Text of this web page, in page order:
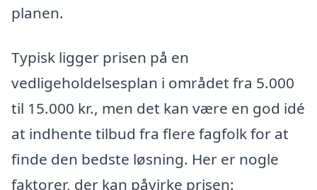
planen.
Typisk ligger prisen på en
vedligeholdelsesplan i området fra 5.000
til 15.000 kr., men det kan være en god idé
at indhente tilbud fra flere fagfolk for at
finde den bedste løsning. Her er nogle
faktorer, der kan påvirke prisen: